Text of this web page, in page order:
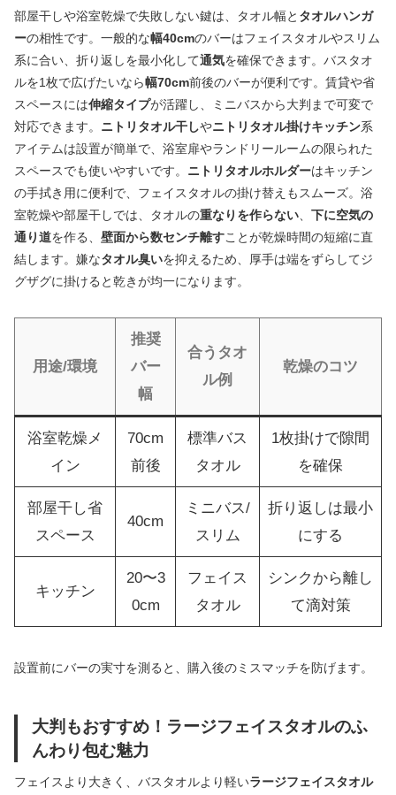
部屋干しや浴室乾燥で失敗しない鍵は、タオル幅と タオルハンガ
ーの相性です。一般的な幅40cmのバーはフェイスタオルやスリム
系に合い、折り返しを最小化して通気を確保できます。バスタオ
ルを1枚で広げたいなら幅70cm前後のバーが便利です。賃貸や省
スペースには伸縮タイプが活躍し、ミニバスから大判まで可変で
対応できます。 ニトリタオル干しやニトリタオル掛けキッチン系
アイテムは設置が簡単で、浴室扉やランドリールームの限られた
スペースでも使いやすいです。 ニトリタオルホルダーはキッチン
の手拭き用に便利で、フェイスタオルの掛け替えもスムーズ。浴
室乾燥や部屋干しでは、タオルの重なりを作らない
下に空気の
通り道を作る、 壁面から数センチ離すことが乾燥時間の短縮に直
結します。嫌なタオル臭いを抑えるため、厚手は端をずらしてジ
グザグに掛けると乾きが均一になります。
用途/環境
推奨
バー
幅
合うタオ
ル例
乾燥のコツ
浴室乾燥メ
イン
70cm
前後
標準バス
タオル
1枚掛けで隙間
を確保
部屋干し省
スペース
40cm
ミニバス/
スリム
折り返しは最小
にする
キッチン
20〜3
0cm
フェイス
タオル
シンクから離し
て滴対策
設置前にバーの実寸を測ると、購入後のミスマッチを防げます。
大判もおすすめ！ラージフェイスタオルのふ
んわり包む魅力
フェイスより大きく、バスタオルより軽いラージフェイスタオル